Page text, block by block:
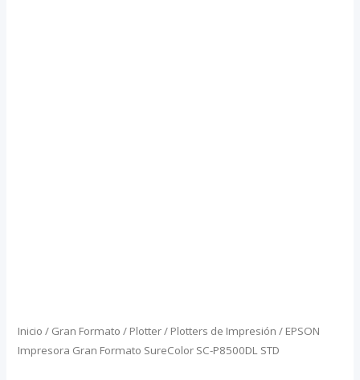
Inicio / Gran Formato / Plotter/ Plotters de Impresión / EPSON
Impresora Gran Formato SureColor SC-P8500DL STD